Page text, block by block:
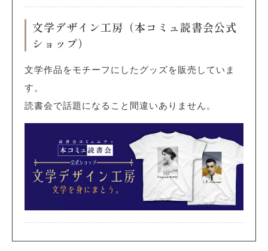
文学デザイン工房（本コミュ読書会公式
ショップ）
文学作品をモチーフにしたグッズを販売していま
す。
読書会で話題になること間違いありません。